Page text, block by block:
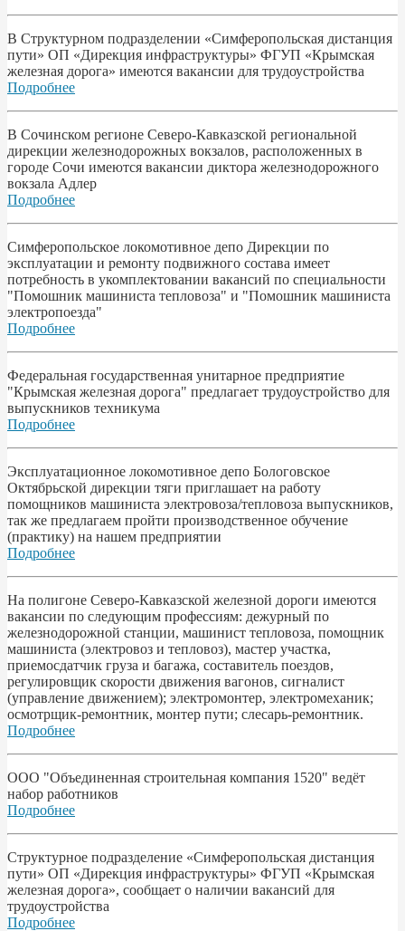
В Структурном подразделении «Симферопольская дистанция
пути» ОП «Дирекция инфраструктуры» ФГУП «Крымская
железная дорога» имеются вакансии для трудоустройства
Подробнее
В Сочинском регионе Северо-Кавказской региональной
дирекции железнодорожных вокзалов, расположенных в
городе Сочи имеются вакансии диктора железнодорожного
вокзала Адлер
Подробнее
Симферопольское локомотивное депо Дирекции по
эксплуатации и ремонту подвижного состава имеет
потребность в укомплектовании вакансий по специальности
"Помошник машиниста тепловоза" и "Помошник машиниста
электропоезда"
Подробнее
Федеральная государственная унитарное предприятие
"Крымская железная дорога" предлагает трудоустройство для
выпускников техникума
Подробнее
Эксплуатационное локомотивное депо Бологовское
Октябрьской дирекции тяги приглашает на работу
помощников машиниста электровоза/тепловоза выпускников,
так же предлагаем пройти производственное обучение
(практику) на нашем предприятии
Подробнее
На полигоне Северо-Кавказской железной дороги имеются
вакансии по следующим профессиям: дежурный по
железнодорожной станции, машинист тепловоза, помощник
машиниста (электровоз и тепловоз), мастер участка,
приемосдатчик груза и багажа, составитель поездов,
регулировщик скорости движения вагонов, сигналист
(управление движением); электромонтер, электромеханик;
осмотрщик-ремонтник, монтер пути; слесарь-ремонтник.
Подробнее
ООО "Объединенная строительная компания 1520" ведёт
набор работников
Подробнее
Структурное подразделение «Симферопольская дистанция
пути» ОП «Дирекция инфраструктуры» ФГУП «Крымская
железная дорога», сообщает о наличии вакансий для
трудоустройства
Подробнее